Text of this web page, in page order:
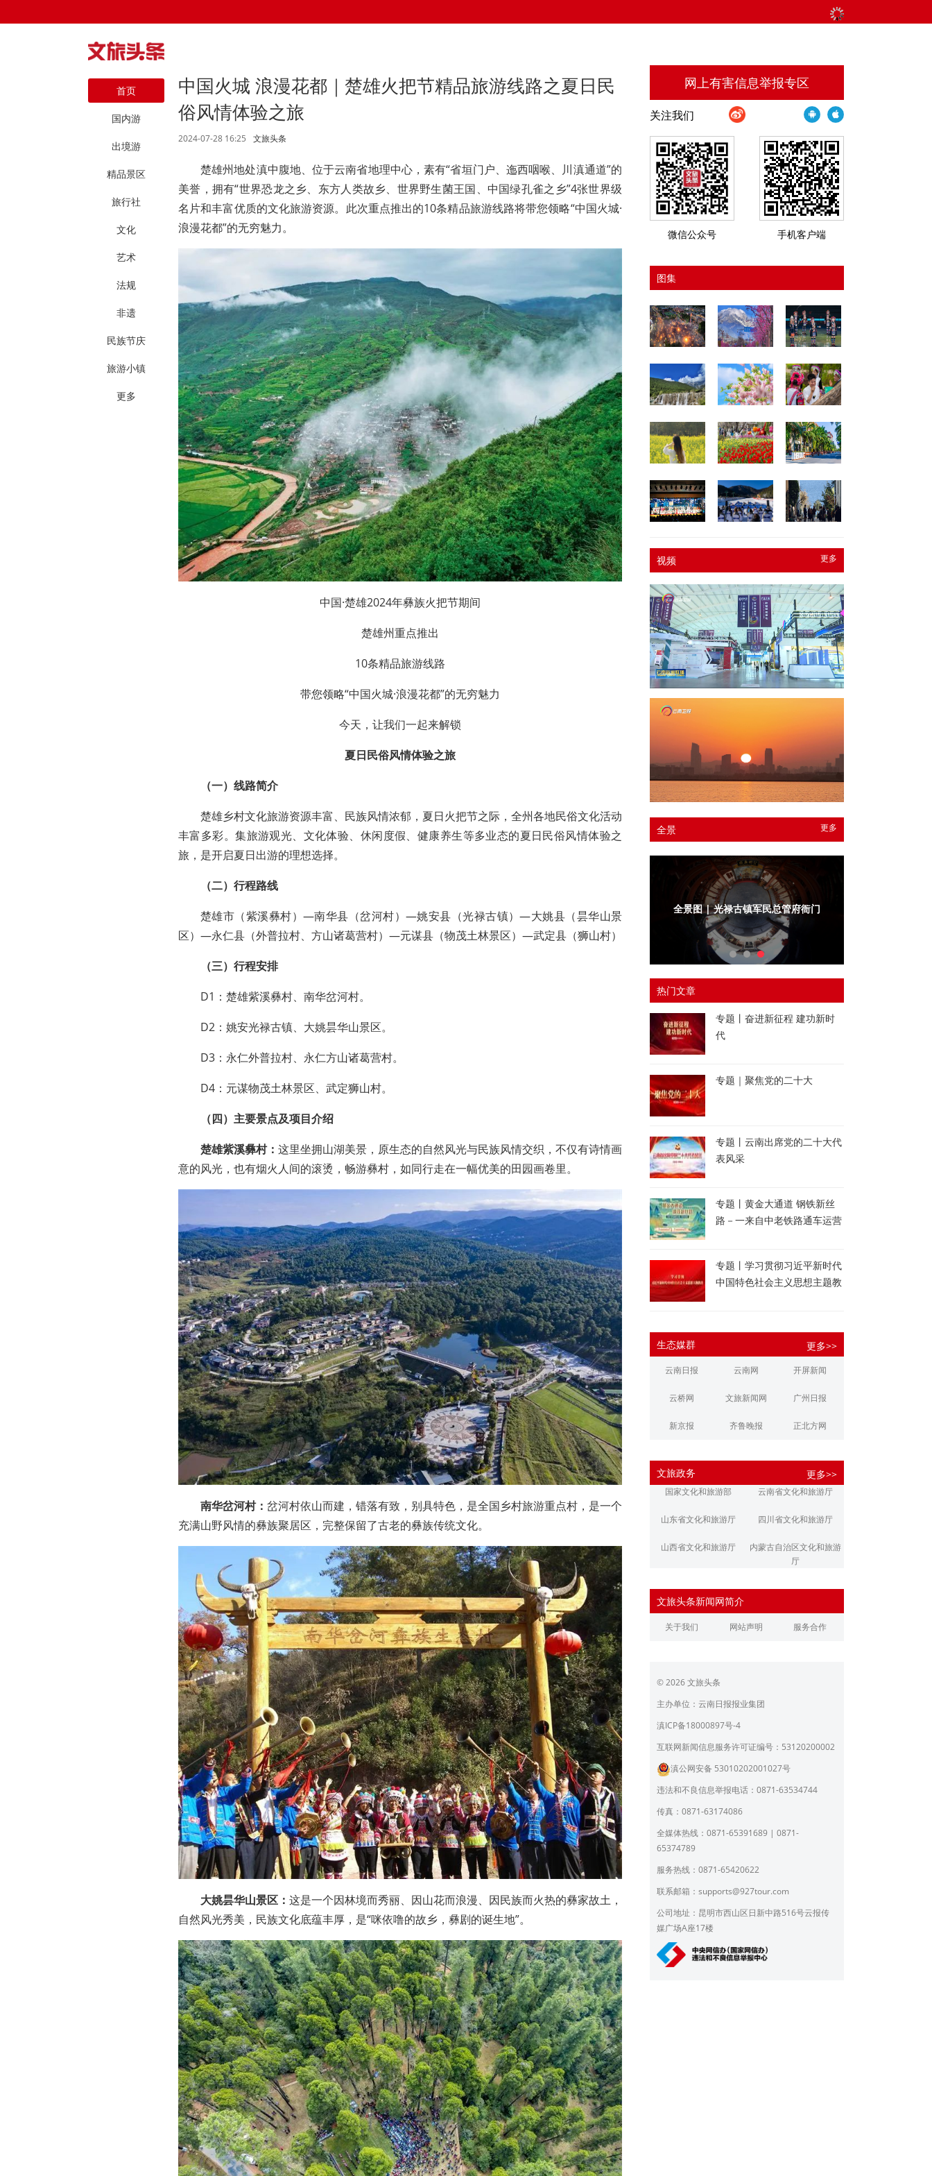
首页
国内游
出境游
精品景区
旅行社
文化
艺术
法规
非遗
民族节庆
旅游小镇
更多
中国火城 浪漫花都｜楚雄火把节精品旅游线路之夏日民
俗风情体验之旅
2024-07-28 16:25 文旅头条
楚雄州地处滇中腹地、位于云南省地理中心，素有“省垣门户、迤西咽喉、川滇通道”的
美誉，拥有“世界恐龙之乡、东方人类故乡、世界野生菌王国、中国绿孔雀之乡”4张世界级
名片和丰富优质的文化旅游资源。此次重点推出的10条精品旅游线路将带您领略“中国火城·
浪漫花都”的无穷魅力。
中国·楚雄2024年彝族火把节期间
楚雄州重点推出
10条精品旅游线路
带您领略“中国火城·浪漫花都”的无穷魅力
今天，让我们一起来解锁
夏日民俗风情体验之旅
（一）线路简介
楚雄乡村文化旅游资源丰富、民族风情浓郁，夏日火把节之际，全州各地民俗文化活动
丰富多彩。集旅游观光、文化体验、休闲度假、健康养生等多业态的夏日民俗风情体验之
旅，是开启夏日出游的理想选择。
（二）行程路线
楚雄市（紫溪彝村）—南华县（岔河村）—姚安县（光禄古镇）—大姚县（昙华山景
区）—永仁县（外普拉村、方山诸葛营村）—元谋县（物茂土林景区）—武定县（狮山村）
（三）行程安排
D1：楚雄紫溪彝村、南华岔河村。
D2：姚安光禄古镇、大姚昙华山景区。
D3：永仁外普拉村、永仁方山诸葛营村。
D4：元谋物茂土林景区、武定狮山村。
（四）主要景点及项目介绍
楚雄紫溪彝村： 这里坐拥山湖美景，原生态的自然风光与民族风情交织，不仅有诗情画
意的风光，也有烟火人间的滚烫，畅游彝村，如同行走在一幅优美的田园画卷里。
南华岔河村： 岔河村依山而建，错落有致，别具特色，是全国乡村旅游重点村，是一个
充满山野风情的彝族聚居区，完整保留了古老的彝族传统文化。
大姚昙华山景区： 这是一个因林境而秀丽、因山花而浪漫、因民族而火热的彝家故土，
自然风光秀美，民族文化底蕴丰厚，是“咪依噜的故乡，彝剧的诞生地”。
网上有害信息举报专区
关注我们
微信公众号 手机客户端
图集
更多
视频
更多
全景
全景图 | 光禄古镇军民总管府
热门文章
专题丨奋进新征程 建功新时
代
专题｜聚焦党的二十大
专题丨云南出席党的二十大代
表风采
专题丨黄金大通道 钢铁新丝
路－一来自中老铁路通车运营
专题丨学习贯彻习近平新时代
中国特色社会主义思想主题教
生态媒群 更多>>
云南日报 云南网 开屏新闻
云桥网 文旅新闻网 广州日报
新京报 齐鲁晚报 正北方网
江南都市报 潇湘晨报
文旅政务 更多>>
国家文化和旅游部 云南省文化和旅游厅
山东省文化和旅游厅 四川省文化和旅游厅
山西省文化和旅游厅
内蒙古自治区文化和旅游
厅
浙江省文化和旅游厅
江西省文化和旅游厅 河南省文化和旅游厅
广东省文化和旅游厅
育厅
陕西省文化和旅游厅 甘肃省文化和旅游厅
青海省文化和旅游厅
宁夏回族自治区文化和旅
北京市文旅局
上海市文化和旅游局
员会
文旅头条新闻网简介
关于我们 网站声明 服务合作
© 2026 文旅头条
主办单位：云南日报报业集团
滇ICP备18000897号-4
互联网新闻信息服务许可证编号：53120200002
滇公网安备 53010202001027号
违法和不良信息举报电话：0871-63534744
传真：0871-63174086
全媒体热线：0871-65391689 | 0871-
65374789
服务热线：0871-65420622
联系邮箱： supports@927tour.com
公司地址：昆明市西山区日新中路516号云报传
媒广场A座17楼